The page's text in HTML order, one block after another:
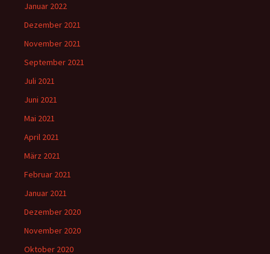
Januar 2022
Dezember 2021
November 2021
September 2021
Juli 2021
Juni 2021
Mai 2021
April 2021
März 2021
Februar 2021
Januar 2021
Dezember 2020
November 2020
Oktober 2020